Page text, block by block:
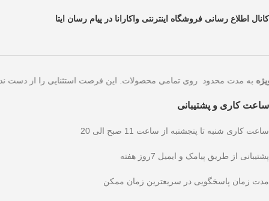
کانال اطلاع رسانی فروشگاه اینترنتی واکارانا در پیام رسان ایتا
به مدت محدود روی تمامی محصولات. این فرصت استثنایی را
ساعت کاری و پشتیبانی
ساعت کاری شنبه تا پنجشنبه از ساعت 11 صبح الی 20
پشتیبانی از طریق پیامک و ایمیل 7روز هفته
مدت زمان پاسخگویی در سریعترین زمان ممکن